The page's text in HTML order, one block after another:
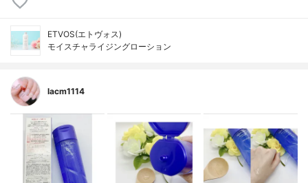
ETVOS(エトヴォス)
モイスチャライジングローション
lacm1114